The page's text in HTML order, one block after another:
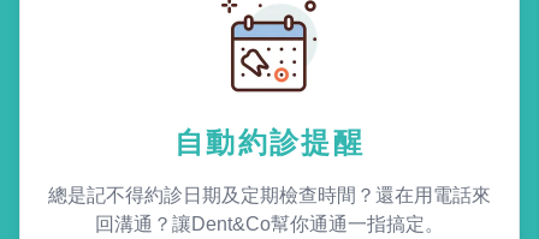
自動約診提醒
總是記不得約診日期及定期檢查時間？還在用電話來
回溝通？讓Dent&Co幫你通通一指搞定。